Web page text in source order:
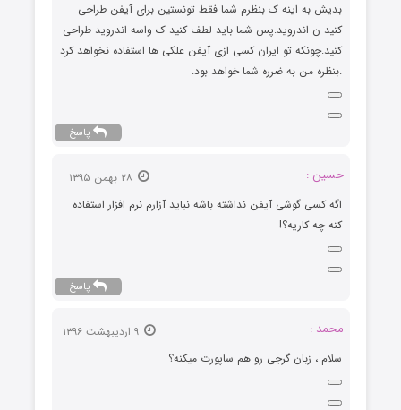
بدیش به اینه ک بنظرم شما فقط تونستین برای آیفن طراحی
کنید ن اندروید.پس شما باید لطف کنید ک واسه اندروید طراحی
کنید.چونکه تو ایران کسی ازی آیفن علکی ها استفاده نخواهد کرد
.بنظره من به ضرره شما خواهد بود.
پاسخ
حسین :
اگه کسی گوشی آیفن نداشته باشه نباید آزارم نرم افزار استفاده
کنه چه کاریه؟!
پاسخ
محمد :
۹ اردیبهشت ۱۳۹۶
سلام ، زبان گرجی رو هم ساپورت میکنه؟